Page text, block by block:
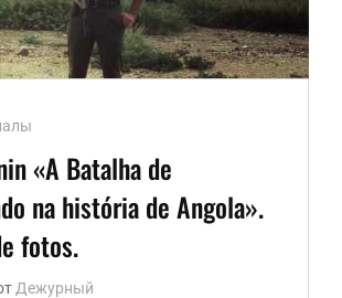
«A Batalha de
na história de Angola».
fotos.
Дежурный